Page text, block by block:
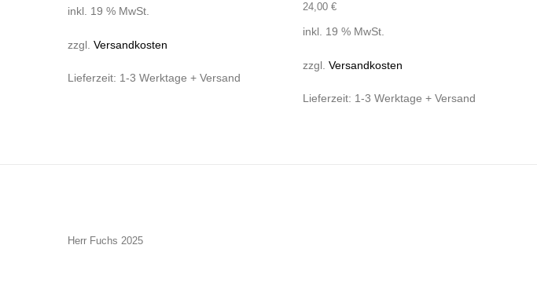
inkl. 19 % MwSt.
zzgl. Versandkosten
Lieferzeit: 1-3 Werktage + Versand
24,00 €
inkl. 19 % MwSt.
zzgl. Versandkosten
Lieferzeit: 1-3 Werktage + Versand
Herr Fuchs 2025